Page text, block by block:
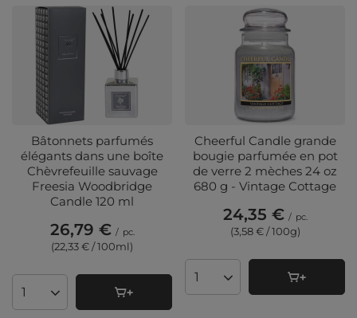
Bâtonnets parfumés
élégants dans une boîte
Chèvrefeuille sauvage
Freesia Woodbridge
Candle 120 ml
26,79 € / pc.
(22,33 € / 100ml)
Quantité de produits
Cheerful Candle grande
bougie parfumée en pot
de verre 2 mèches 24 oz
680 g - Vintage Cottage
24,35 € / pc.
(3,58 € / 100g)
Quantité de produits